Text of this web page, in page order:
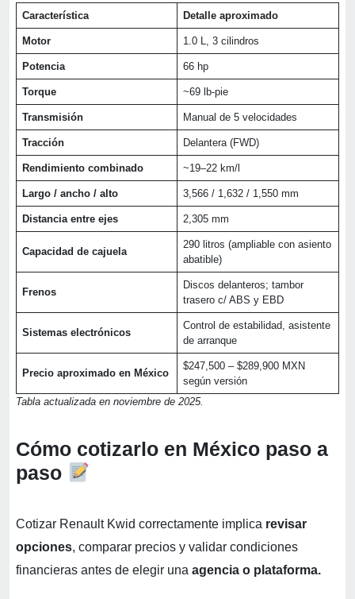
Característica Detalle aproximado
Motor 1.0 L, 3 cilindros
Potencia 66 hp
Torque ~69 lb‑pie
Transmisión Manual de 5 velocidades
Tracción Delantera (FWD)
Rendimiento combinado ~19–22 km/l
Largo / ancho / alto 3,566 / 1,632 / 1,550 mm
Distancia entre ejes 2,305 mm
Capacidad de cajuela
290 litros (ampliable con asiento
abatible)
Frenos
Discos delanteros; tambor
trasero c/ ABS y EBD
Sistemas electrónicos
Control de estabilidad, asistente
de arranque
Precio aproximado en México
$247,500 – $289,900 MXN
según versión
Tabla actualizada en noviembre de 2025.
Cómo cotizarlo en México paso a
paso
Cotizar Renault Kwid correctamente implica revisar
opciones, comparar precios y validar condiciones
financieras antes de elegir una agencia o plataforma.